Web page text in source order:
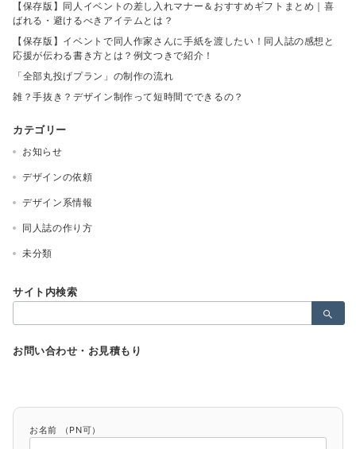
【保存版】同人イベントの差し入れマナー＆おすすめギフトまとめ｜喜
ばれる・避けるべきアイテムとは？
【保存版】イベントで同人作家さんに手紙を渡したい！同人誌の感想と
応援が伝わる書き方とは？例文つきで紹介！
「全部丸投げプラン」の制作の流れ
雑？手抜き？デザイン制作って短時間でできるの？
カテゴリー
お知らせ
デザインの依頼
デザイン系情報
同人誌の作り方
未分類
サイト内検索
索：
お問い合わせ・お見積もり
お名前 （PN可）